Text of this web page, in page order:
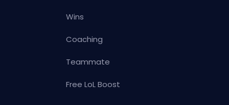
Wins
Coaching
Teammate
Free LoL Boost